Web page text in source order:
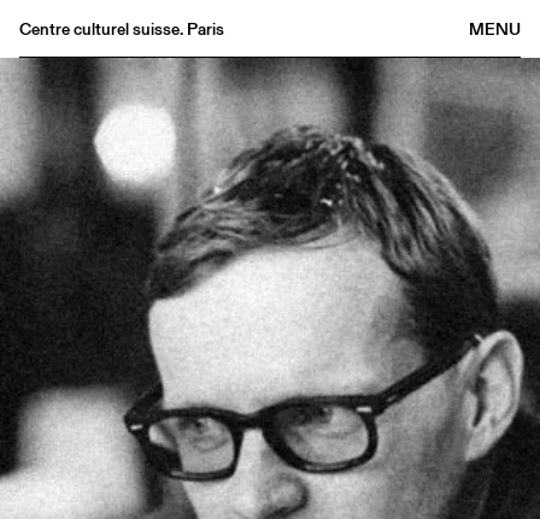
MENU
Centre culturel suisse. Paris
Agenda
Bookshop
Buvette
Archives
Publications
About
/ EN